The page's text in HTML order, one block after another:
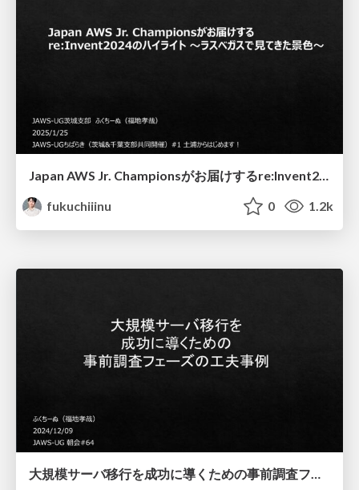
fukuchiiinu
0 1.2k
大規模サーバ移行を成功に導くための事前調査フェーズの工夫事例